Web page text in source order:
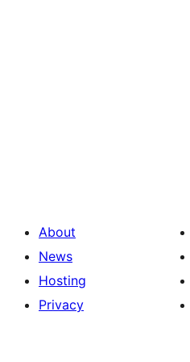
About
News
Hosting
Privacy